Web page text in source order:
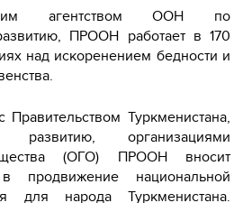
агентством ООН по
ПРООН работает в 170
над искоренением бедности и
Правительством Туркменистана,
организациями
(ОГО) ПРООН вносит
продвижение национальной
для народа Туркменистана.